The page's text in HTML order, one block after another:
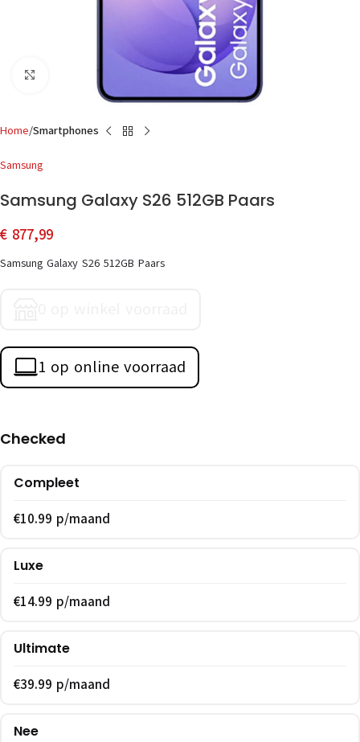
Home Smartphones
Samsung
Samsung Galaxy S26 512GB Paars
€ 877,99
Samsung Galaxy S26 512GB Paars
1 op online voorraad
Checked
Compleet
€10.99 p/maand
Luxe
€14.99 p/maand
Ultimate
€39.99 p/maand
Nee